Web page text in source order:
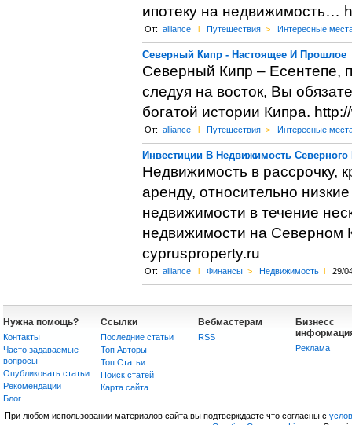
ипотеку на недвижимость…
От: alliance l Путешествия > Интересные
Северный Кипр - Настоящее И Прошлое
Северный Кипр – Есентепе,
следуя на восток, Вы
богатой истории Кипра.
От: alliance l Путешествия > Интересные
Инвестиции В Недвижимость Северного
Недвижимость в рассрочку,
аренду, относительно
недвижимости в течение
недвижимости на Северном
cyprusproperty.ru
От: alliance l Финансы > Недвижимость l 29/
Нужна помощь?
Контакты
Часто задаваемые
вопросы
Опубликовать статьи
Рекомендации
Блог
Ссылки
Последние статьи
Топ Авторы
Топ Статьи
Поиск статей
Карта сайта
Вебмастерам
RSS
Бизнесс
Реклама
При любом использовании материалов сайта вы подтверждаете что согласны с